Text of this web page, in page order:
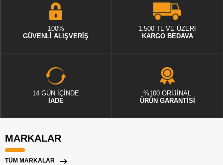
100%
GÜVENLİ ALIŞVERİŞ
1.500 TL VE ÜZERİ
KARGO BEDAVA
14 GÜN İÇİNDE
İADE
%100 ORİJİNAL
ÜRÜN GARANTİSİ
MARKALAR
TÜM MARKALAR